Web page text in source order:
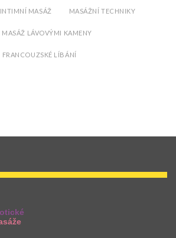
INTIMNÍ MASÁŽ MASÁŽNÍ TECHNIKY
MASÁŽ LÁVOVÝMI KAMENY
FRANCOUZSKÉ LÍBÁNÍ